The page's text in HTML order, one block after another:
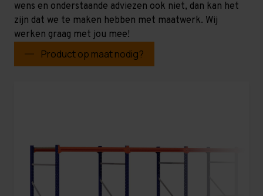
wens en onderstaande adviezen ook niet, dan kan het
zijn dat we te maken hebben met maatwerk. Wij
werken graag met jou mee!
Product op maat nodig?